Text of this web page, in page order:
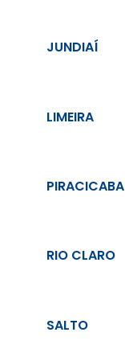
JUNDIAÍ
LIMEIRA
PIRACICABA
RIO CLARO
SALTO